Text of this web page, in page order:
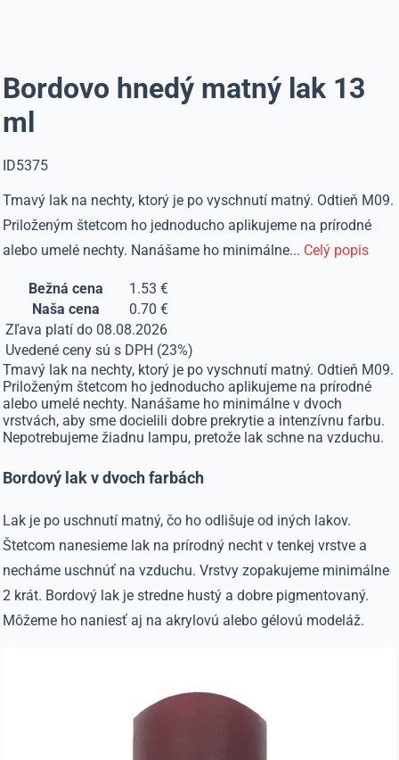
Bordovo hnedý matný lak 13
ml
ID5375
Tmavý lak na nechty, ktorý je po vyschnutí matný. Odtieň M09.
Priloženým štetcom ho jednoducho aplikujeme na prírodné
alebo umelé nechty. Nanášame ho minimálne... Celý popis
Bežná cena
1.53 €
Naša cena
0.70 €
Zľava platí do 08.08.2026
Uvedené ceny sú s DPH (23%)
Tmavý lak na nechty, ktorý je po vyschnutí matný. Odtieň M09.
Priloženým štetcom ho jednoducho aplikujeme na prírodné
alebo umelé nechty. Nanášame ho minimálne v dvoch
vrstvách, aby sme docielili dobre prekrytie a intenzívnu farbu.
Nepotrebujeme žiadnu lampu, pretože lak schne na vzduchu.
Bordový lak v dvoch farbách
Lak je po uschnutí matný, čo ho odlišuje od iných lakov.
Štetcom nanesieme lak na prírodný necht v tenkej vrstve a
necháme uschnúť na vzduchu. Vrstvy zopakujeme minimálne
2 krát. Bordový lak je stredne hustý a dobre pigmentovaný.
Môžeme ho naniesť aj na akrylovú alebo gélovú modeláž.